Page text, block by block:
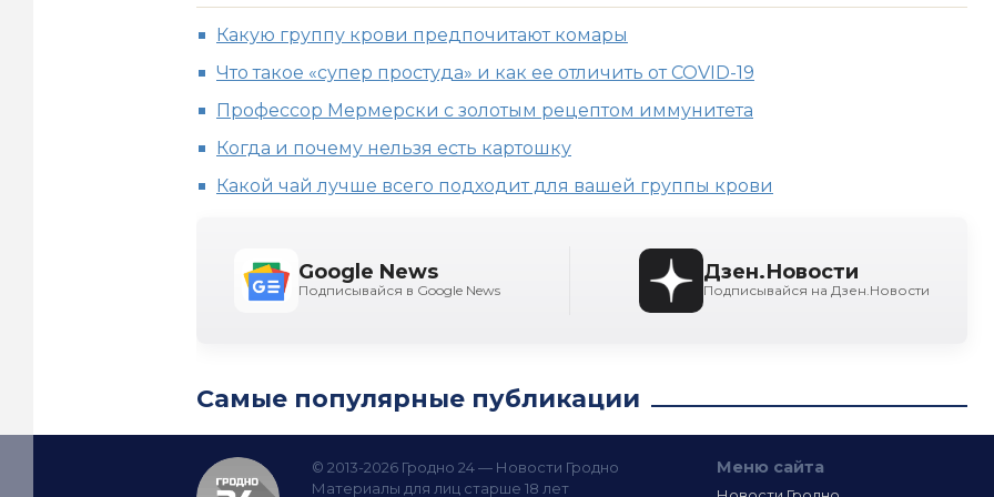
Какую группу крови предпочитают комары
Что такое «супер простуда» и как ее отличить от COVID-19
Профессор Мермерски с золотым рецептом иммунитета
Когда и почему нельзя есть картошку
Какой чай лучше всего подходит для вашей группы крови
Google News
Подписывайся в Google News
Дзен.Новости
Подписывайся на Дзен.Новости
Самые популярные публикации
© 2013-2026 Гродно 24 — Новости Гродно
Материалы для лиц старше 18 лет
Меню сайта